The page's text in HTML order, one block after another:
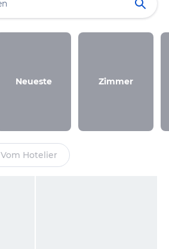
Neueste Zimmer
Vom Hotelier